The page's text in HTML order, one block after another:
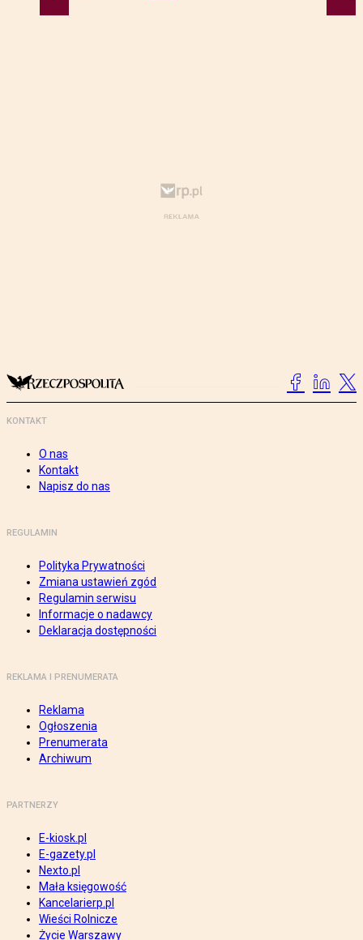
KONTAKT
O nas
Kontakt
Napisz do nas
REGULAMIN
Polityka Prywatności
Zmiana ustawień zgód
Regulamin serwisu
Informacje o nadawcy
Deklaracja dostępności
REKLAMA I PRENUMERATA
Reklama
Ogłoszenia
Prenumerata
Archiwum
PARTNERZY
E-kiosk.pl
E-gazety.pl
Nexto.pl
Mała księgowość
Kancelarierp.pl
Wieści Rolnicze
Życie Warszawy